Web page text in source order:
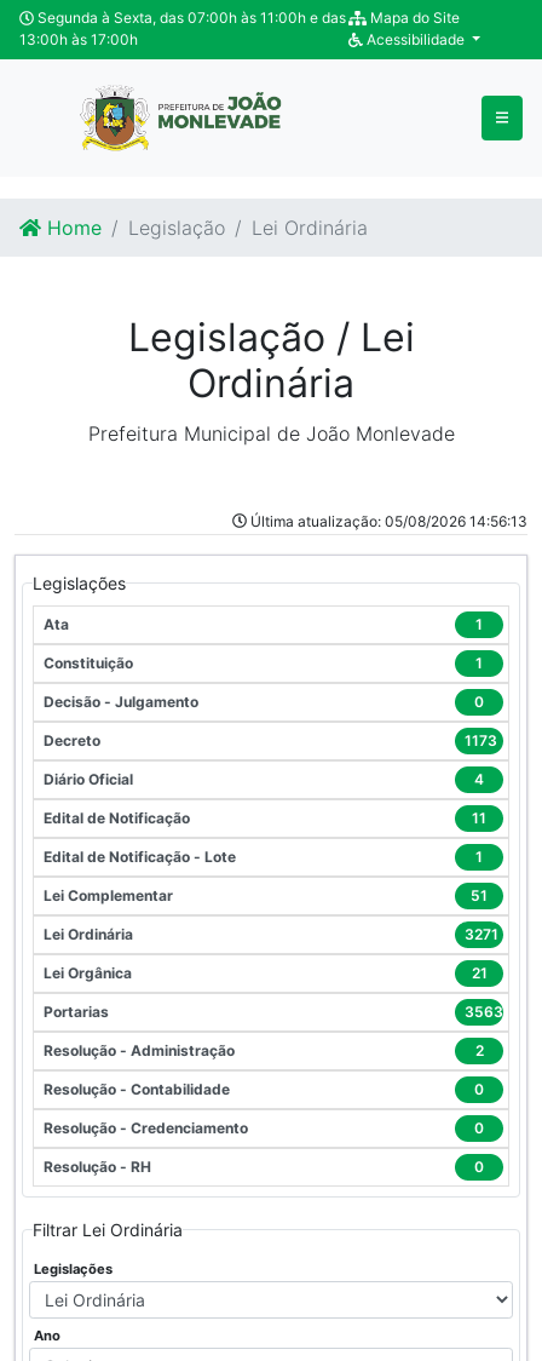
Ir para o conteúdo
Ir para o fim do conteúdo
Segunda à Sexta, das 07:00h às 11:00h e das
13:00h às 17:00h
Mapa do Site
Acessibilidade
Home Legislação Lei Ordinária
Legislação / Lei
Ordinária
Prefeitura Municipal de João Monlevade
Última atualização: 05/08/2026 14:56:13
Legislações
Ata 1
Constituição 1
Decisão - Julgamento 0
Decreto 1173
Diário Oficial 4
Edital de Notificação 11
Edital de Notificação - Lote 1
Lei Complementar 51
Lei Ordinária 3271
Lei Orgânica 21
Portarias 3563
Resolução - Administração 2
Resolução - Contabilidade 0
Resolução - Credenciamento 0
Resolução - RH 0
Filtrar Lei Ordinária
Legislações
Ano